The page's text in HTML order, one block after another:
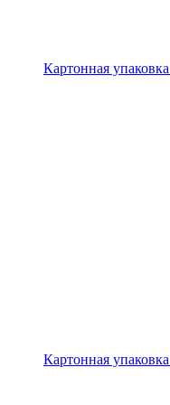
Картонная
Картонная